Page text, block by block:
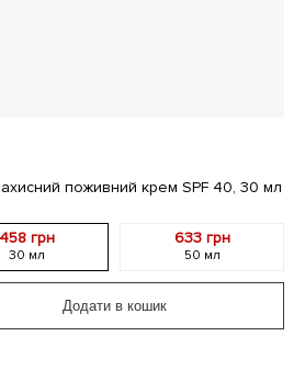
поживний крем SPF 40, 30 мл
458 грн
30 мл
633 грн
50 мл
Додати в кошик